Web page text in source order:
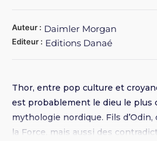
Auteur : Daimler Morgan
Editeur : Editions Danaé
Thor, entre pop culture et
est probablement le dieu le plus
mythologie nordique. Fils
la Force, mais aussi des